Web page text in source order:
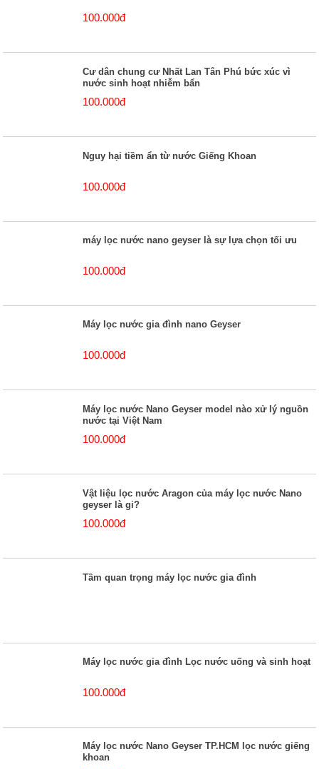
100.000đ
Cư dân chung cư Nhất Lan Tân Phú bức xúc vì
nước sinh hoạt nhiễm bẩn
100.000đ
Nguy hại tiềm ẩn từ nước Giếng Khoan
100.000đ
máy lọc nước nano geyser là sự lựa chọn tối ưu
100.000đ
Máy lọc nước gia đình nano Geyser
100.000đ
Máy lọc nước Nano Geyser model nào xử lý nguồn
nước tại Việt Nam
100.000đ
Vật liệu lọc nước Aragon của máy lọc nước Nano
geyser là gi?
100.000đ
Tầm quan trọng máy lọc nước gia đình
Máy lọc nước gia đình Lọc nước uống và sinh hoạt
100.000đ
Máy lọc nước Nano Geyser TP.HCM lọc nước giếng
khoan